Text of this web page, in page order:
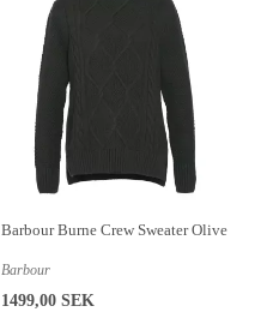
Barbour Burne Crew Sweater Olive
Barbour
1499,00 SEK